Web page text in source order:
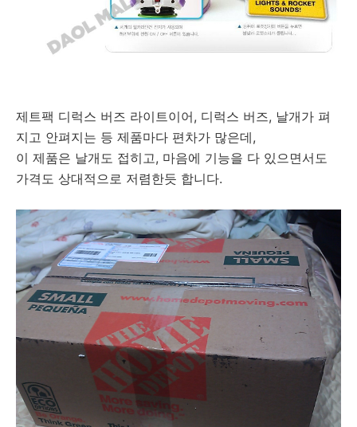
제트팩 디럭스 버즈 라이트이어, 디럭스 버즈, 날개가 펴
지고 안펴지는 등 제품마다 편차가 많은데,
이 제품은 날개도 접히고, 마음에 기능을 다 있으면서도
가격도 상대적으로 저렴한듯 합니다.